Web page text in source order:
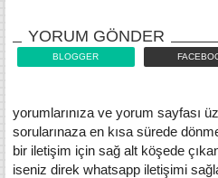
YORUM GÖNDER
BLOGGER
yorumlarınıza ve yorum sayfası
sorularınaza en kısa sürede
bir iletişim için sağ alt köşede
iseniz direk whatsapp iletişimi